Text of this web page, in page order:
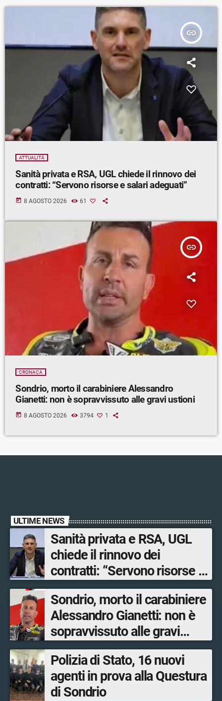
insert_link
ATTUALITÀ
Sanità privata e RSA, UGL chiede il rinnovo dei
contratti: “Servono risorse e salari adeguati”
today 8 AGOSTO 2026 61
insert_link
CRONACA
Sondrio, morto il carabiniere Alessandro
Gianetti: non è sopravvissuto alle gravi ustioni
today 8 AGOSTO 2026 3794 1
ULTIME NEWS
Sanità privata e RSA, UGL
chiede il rinnovo dei
contratti: “Servono risorse e
salari adeguati”
Sondrio, morto il carabiniere
Alessandro Gianetti: non è
sopravvissuto alle gravi
ustioni
Polizia di Stato, 16 nuovi
agenti in prova alla Questura
di Sondrio